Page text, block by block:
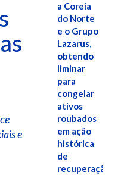
e
a Coreia
do Norte
e o Grupo
Lazarus,
obtendo
liminar
para
congelar
ativos
roubados
em ação
histórica
de
recuperação